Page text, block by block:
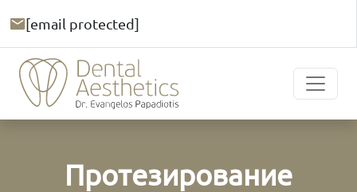
[email protected]
Протезирование